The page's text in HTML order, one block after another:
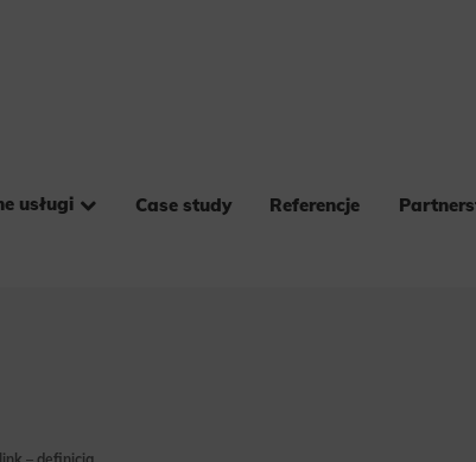
usługi Case study Referencje